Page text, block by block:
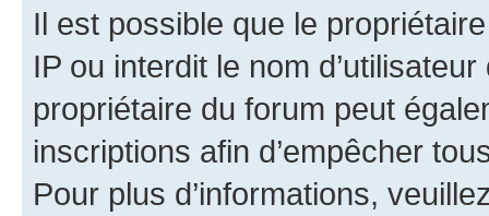
Il est possible que le
IP ou interdit le nom
propriétaire du forum peut
inscriptions afin d’empêcher
Pour plus d’informations,